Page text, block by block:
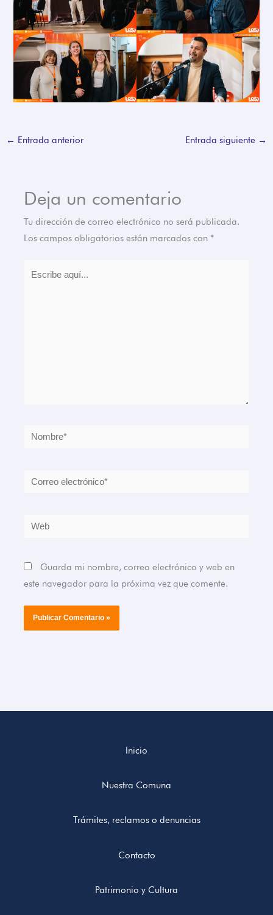
← Entrada anterior Entrada siguiente →
Deja un comentario
Tu dirección de correo electrónico no será publicada.
Los campos obligatorios están marcados con *
Nombre*
Correo
Web
Guarda mi nombre, correo electrónico y web en
este navegador para la próxima vez que comente.
Inicio
Nuestra Comuna
Trámites, reclamos o denuncias
Contacto
Patrimonio y Cultura